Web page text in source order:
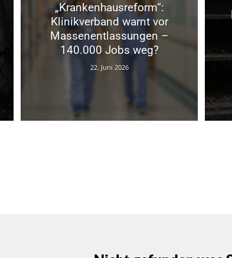
„Krankenhausreform“:
Klinikverband warnt vor
Massenentlassungen –
140.000 Jobs weg?
22. Juni 2026